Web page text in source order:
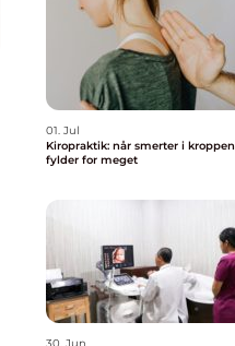
01. Jul
Kiropraktik: når smerter i kroppen
fylder for meget